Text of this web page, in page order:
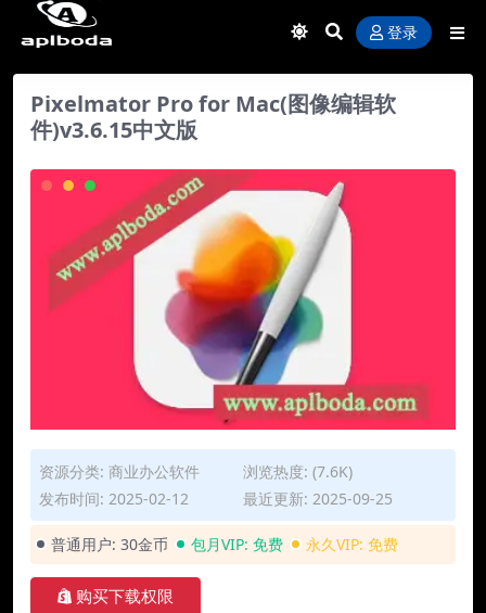
登录
Pixelmator Pro for Mac(图像编辑软
件)v3.6.15中文版
资源分类: 商业办公软件
浏览热度: (7.6K)
发布时间: 2025-02-12
最近更新: 2025-09-25
普通用户: 30金币 包月VIP: 免费 永久VIP: 免费
购买下载权限